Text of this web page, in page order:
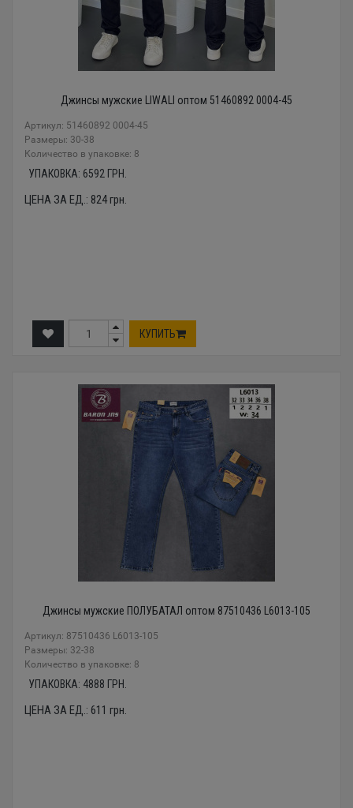
Джинсы мужские LIWALI оптом 51460892 0004-45
Артикул: 51460892 0004-45
Размеры: 30-38
Количество в упаковке: 8
УПАКОВКА: 6592 ГРН.
ЦЕНА ЗА ЕД.: 824грн.
КУПИТЬ
Джинсы мужские ПОЛУБАТАЛ оптом 87510436 L6013-105
Артикул: 87510436 L6013-105
Размеры: 32-38
Количество в упаковке: 8
УПАКОВКА: 4888 ГРН.
ЦЕНА ЗА ЕД.: 611 грн.